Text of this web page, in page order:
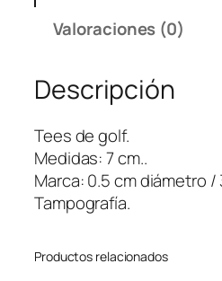
c
m
c
a
n
t
a
Valoraciones (0)
Descripción
Tees de golf.
Medidas: 7 cm..
Marca: 0.5 cm diámetro /
Tampografía.
Productos relacionados